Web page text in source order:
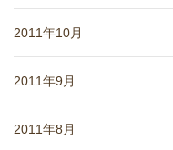
2011年10月
2011年9月
2011年8月